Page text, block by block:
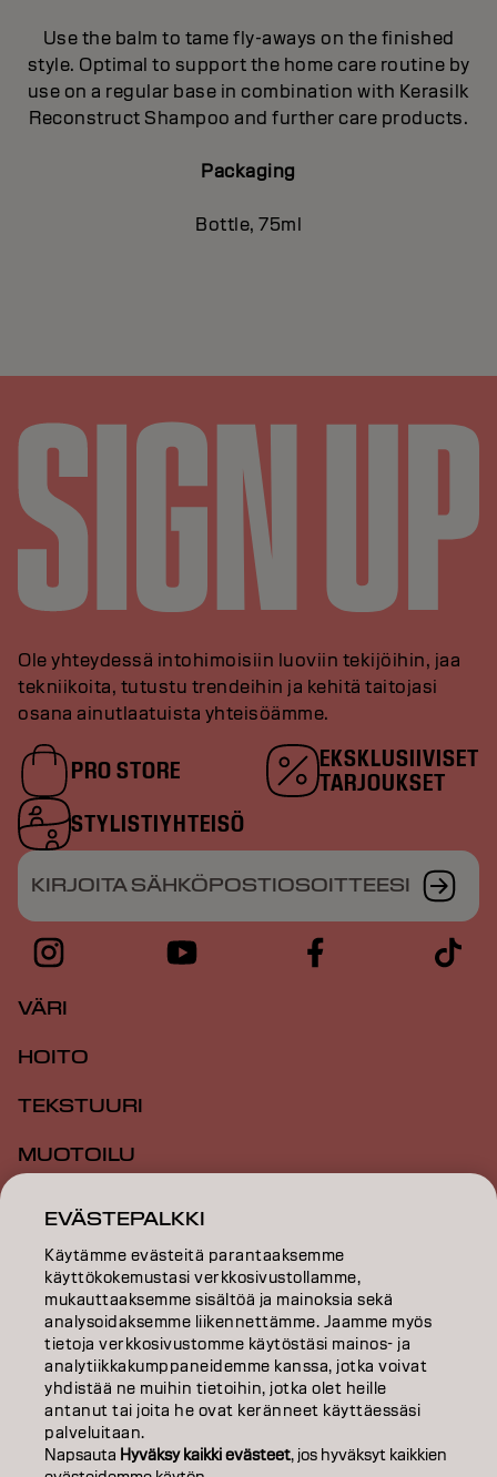
Use the balm to tame fly-aways on the finished
style. Optimal to support the home care routine by
use on a regular base in combination with Kerasilk
Reconstruct Shampoo and further care products.
Packaging
Bottle, 75ml
Ole yhteydessä intohimoisiin luoviin tekijöihin, jaa
tekniikoita, tutustu trendeihin ja kehitä taitojasi
osana ainutlaatuista yhteisöämme.
PRO STORE
EKSKLUSIIVISET
TARJOUKSET
STYLISTIYHTEISÖ
KIRJOITA SÄHKÖPOSTIOSOITTEESI
VÄRI
HOITO
TEKSTUURI
MUOTOILU
INSPIRAATIO
KOULUTUS
TIETOA MEISTÄ
SALON FINDER
RYHDY KUMPPANIKSI
OTA YHTEYTTÄ
EVÄSTEPALKKI
Käytämme evästeitä parantaaksemme
käyttökokemustasi verkkosivustollamme,
mukauttaaksemme sisältöä ja mainoksia sekä
analysoidaksemme liikennettämme. Jaamme myös
tietoja verkkosivustomme käytöstäsi mainos- ja
analytiikkakumppaneidemme kanssa, jotka voivat
yhdistää ne muihin tietoihin, jotka olet heille
antanut tai joita he ovat keränneet käyttäessäsi
palveluitaan.
Napsauta Hyväksy kaikki evästeet, jos hyväksyt kaikkien